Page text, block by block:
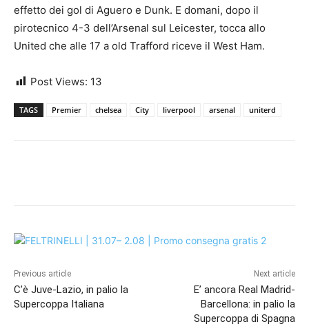
effetto dei gol di Aguero e Dunk. E domani, dopo il
pirotecnico 4-3 dell’Arsenal sul Leicester, tocca allo
United che alle 17 a old Trafford riceve il West Ham.
Post Views: 13
TAGS Premier chelsea City liverpool arsenal uniterd
Previous article
C’è Juve-Lazio, in palio la
Supercoppa Italiana
Next article
E’ ancora Real Madrid-
Barcellona: in palio la
Supercoppa di Spagna